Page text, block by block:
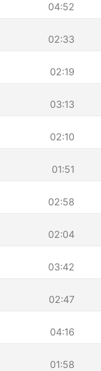
04:52
02:33
02:19
03:13
02:10
01:51
02:58
02:04
03:42
02:47
04:16
01:58